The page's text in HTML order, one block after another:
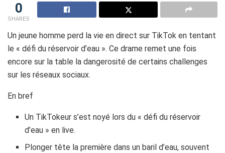
0
SHARES
Un jeune homme perd la vie en direct sur TikTok en tentant
le « défi du réservoir d’eau ». Ce drame remet une fois
encore sur la table la dangerosité de certains challenges
sur les réseaux sociaux.
En bref
Un TikTokeur s’est noyé lors du « défi du réservoir
d’eau » en live.
Plonger tête la première dans un baril d’eau, souvent